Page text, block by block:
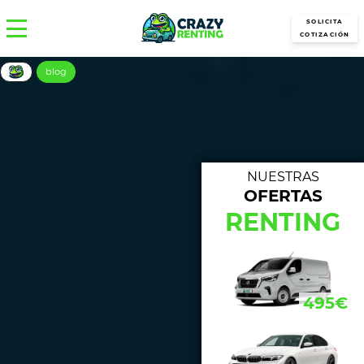
SOLICITA
COTIZACIÓN
blog
433€
NUESTRAS
OFERTAS
RENTING
495€